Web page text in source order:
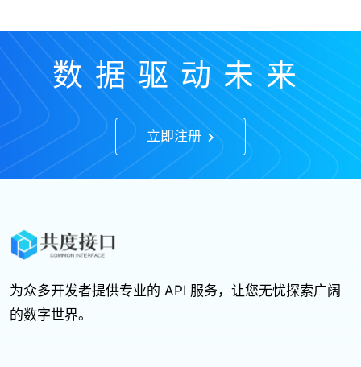
数据驱动未来
立即注册
为众多开发者提供专业的 API 服务，让您无忧探索广阔
的数字世界。